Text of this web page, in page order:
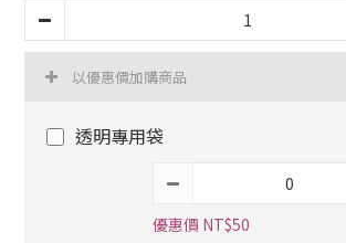
以優惠價加購商品
透明專用袋
優惠價 NT$50